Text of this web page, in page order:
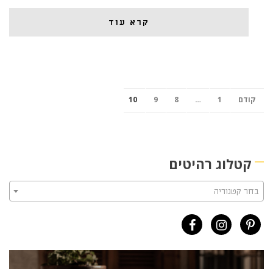
קרא עוד
קודם 1
…
8
9
10
קטלוג רהיטים
בחר קטגוריה